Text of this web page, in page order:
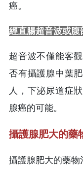
癌。
經直腸超音波或
超音波不僅能客
否有攝護腺中葉
人，下泌尿道症
腺癌的可能。
攝護腺肥大的藥
攝護腺肥大的藥物